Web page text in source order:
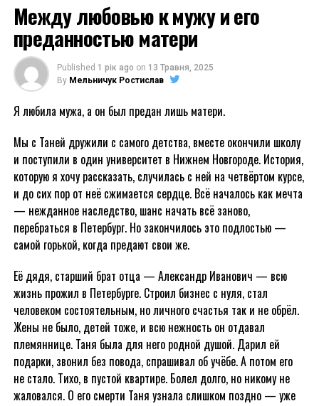
Между любовью к мужу и его
преданностью матери
Published 1 рік ago on 13 Травня, 2025
By Мельничук Ростислав
Я любила мужа, а он был предан лишь матери.
Мы с Таней дружили с самого детства, вместе окончили школу
и поступили в один университет в Нижнем Новгороде. История,
которую я хочу рассказать, случилась с ней на четвёртом курсе,
и до сих пор от неё сжимается сердце. Всё началось как мечта
— нежданное наследство, шанс начать всё заново,
перебраться в Петербург. Но закончилось это подлостью —
самой горькой, когда предают свои же.
Её дядя, старший брат отца — Александр Иванович — всю
жизнь прожил в Петербурге. Строил бизнес с нуля, стал
человеком состоятельным, но личного счастья так и не обрёл.
Жены не было, детей тоже, и всю нежность он отдавал
племяннице. Таня была для него родной душой. Дарил ей
подарки, звонил без повода, спрашивал об учёбе. А потом его
не стало. Тихо, в пустой квартире. Болел долго, но никому не
жаловался. О его смерти Таня узнала слишком поздно — уже